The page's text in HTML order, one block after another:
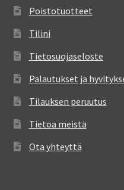
Poistotuotteet
Tilini
Tietosuojaseloste
Palautukset ja
Tilauksen peruutus
Tietoa meistä
Ota yhteyttä